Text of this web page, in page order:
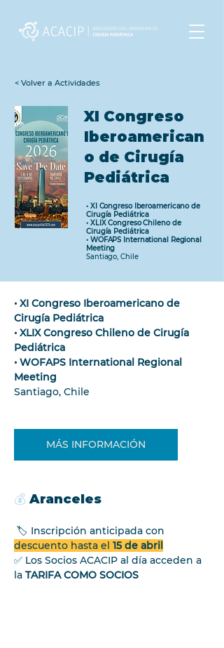
< Volver a Actividades
XI Congreso
Iberoamerican
o de Cirugía
Pediátrica
• XI Congreso Iberoamericano de
Cirugía Pediátrica
• XLIX Congreso Chileno de
Cirugía Pediátrica
• WOFAPS International Regional
Meeting
Santiago, Chile
• XI Congreso Iberoamericano de
Cirugía Pediátrica
• XLIX Congreso Chileno de Cirugía
Pediátrica
• WOFAPS International Regional
Meeting
Santiago, Chile
MÁS INFORMACIÓN
💰 Aranceles
🏷️ Inscripción anticipada con
descuento hasta el 15 de abril
✅ Los Socios ACACIP al día acceden a
la TARIFA COMO SOCIOS